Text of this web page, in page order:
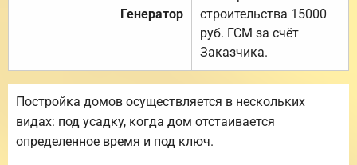
Генератор
строительства 15000
руб. ГСМ за счёт
Заказчика.
Постройка домов осуществляется в нескольких
видах: под усадку, когда дом отстаивается
определенное время и под ключ.